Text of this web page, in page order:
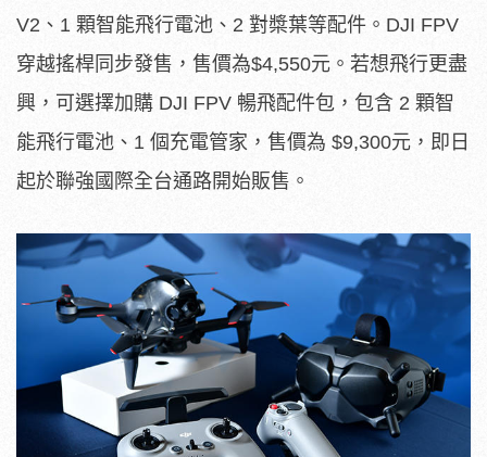
V2、1 顆智能飛行電池、2 對槳葉等配件。DJI FPV
穿越搖桿同步發售，售價為$4,550元。若想飛行更盡
興，可選擇加購 DJI FPV 暢飛配件包，包含 2 顆智
能飛行電池、1 個充電管家，售價為 $9,300元，即日
起於聯強國際全台通路開始販售。